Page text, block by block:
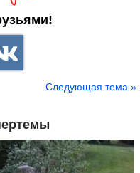
Следующая тема »